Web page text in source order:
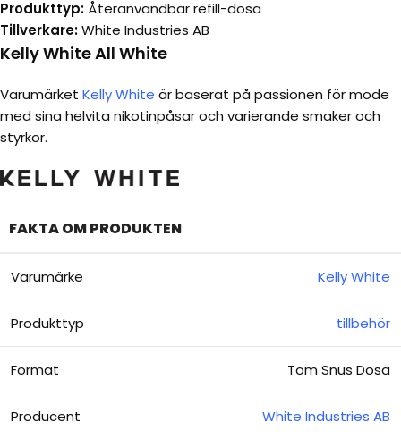
Produkttyp: Återanvändbar refill-dosa
Tillverkare:White Industries AB
Kelly White All White
Varumärket Kelly White är baserat på passionen för mode
med sina helvita nikotinpåsar och varierande smaker och
styrkor.
FAKTA OM PRODUKTEN
Varumärke Kelly White
Produkttyp tillbehör
Format Tom Snus Dosa
Producent White Industries AB